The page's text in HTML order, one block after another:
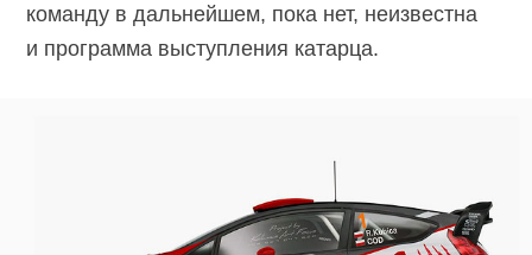
команду в дальнейшем, пока нет, неизвестна
и программа выступления катарца.